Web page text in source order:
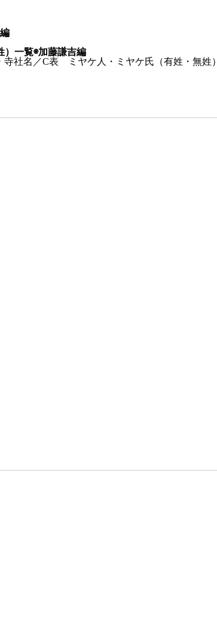
一覧◉加藤謙吉編
社名／C表 ミヤケ人・ミヤケ氏（有姓・無姓）